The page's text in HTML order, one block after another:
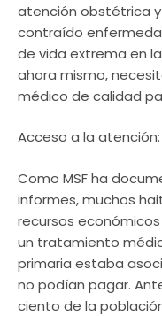
atención obstétrica y
contraído
de vida extrema en
ahora mismo,
médico de calidad
Acceso a la atención:
Como MSF ha
informes, muchos
recursos
un tratamiento
primaria estaba
no podían pagar.
ciento de la